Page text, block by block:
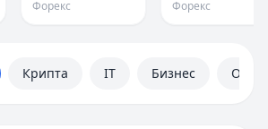
Форекс
Форекс
Крипта IT Бизнес